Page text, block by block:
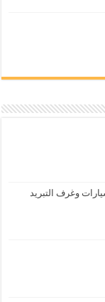
وغرف التبريد